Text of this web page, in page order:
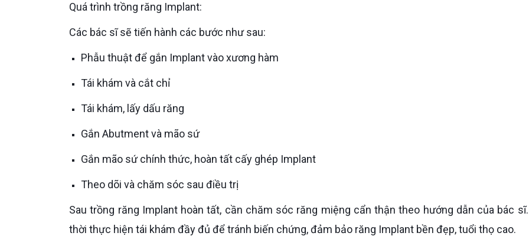
Quá trình trồng răng Implant:
Các bác sĩ sẽ tiến hành các bước như sau:
Phẫu thuật để gắn Implant vào xương hàm
Tái khám và cắt chỉ
Tái khám, lấy dấu răng
Gắn Abutment và mão sứ
Gắn mão sứ chính thức, hoàn tất cấy ghép Implant
Theo dõi và chăm sóc sau điều trị
Sau trồng răng Implant hoàn tất, cần chăm sóc răng miệng cẩn thận theo hướng dẫn của bác sĩ. Đồng
thời thực hiện tái khám đầy đủ để tránh biến chứng, đảm bảo răng Implant bền đẹp, tuổi thọ cao.